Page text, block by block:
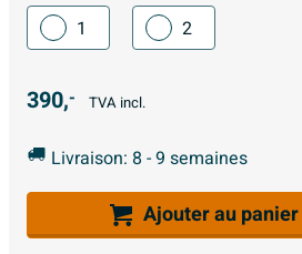
1 2
390,- TVA incl.
Livraison: 8 - 9 semaines
Ajouter au panier